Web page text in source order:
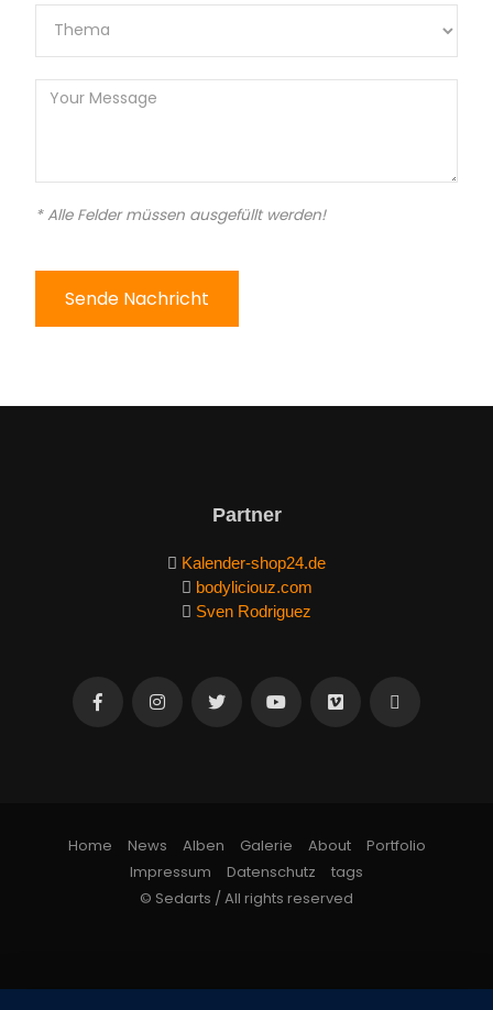
* Alle Felder müssen ausgefüllt werden!
Sende Nachricht
Partner
Kalender-shop24.de
bodyliciouz.com
Sven Rodriguez
Home News Alben Galerie About
Portfolio
Impressum
Datenschutz
tags
© Sedarts / All rights reserved